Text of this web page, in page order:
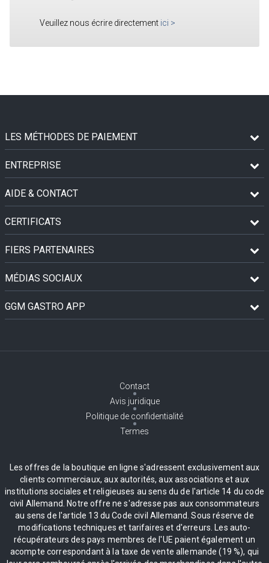
Veuillez nous écrire directement ici >
LES MÉTHODES DE PAIEMENT
ENTREPRISE
AIDE & CONTACT
CERTIFICATS
FIERS PARTENAIRES
MÉDIAS SOCIAUX
GGM GASTRO APP
Contact
Avis juridique
Politique de confidentialité
Termes
Les offres de la boutique en ligne s'adressent exclusivement aux
clients commerciaux, aux autorités, aux associations et aux
institutions sociales et religieuses au sens du de l'article 14 du code
civil Allemand. Notre offre ne s'adresse pas aux consommateurs
au sens de l'article 13 du Code civil Allemand. Sous réserve de
modifications techniques et tarifaires et d'erreurs. Les auto-
récupérateurs des pays membres de l'UE paient également un
acompte correspondant à la taxe de vente allemande (19 %), qui